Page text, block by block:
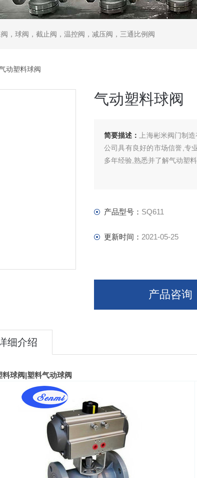
，球阀，截止阀，温控阀，减压阀，三通比例阀
动塑料球阀
气动塑料球阀
简要描述：
上海彬米阀门制
公司具有良好的市场信誉,专
多年经验,熟悉并了解气动塑
产品型号： SQ611
更新时间： 2021-05-25
产品咨询
细介绍
料球阀|塑料气动球阀